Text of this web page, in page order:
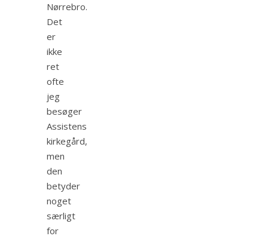
Nørrebro.
Det
er
ikke
ret
ofte
jeg
besøger
Assistens
kirkegård,
men
den
betyder
noget
særligt
for